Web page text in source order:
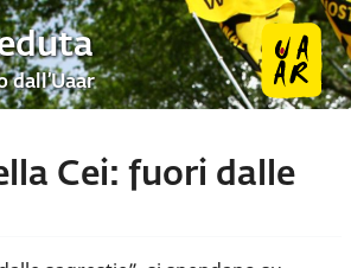
dall’Uaar
Cei: fuori dalle